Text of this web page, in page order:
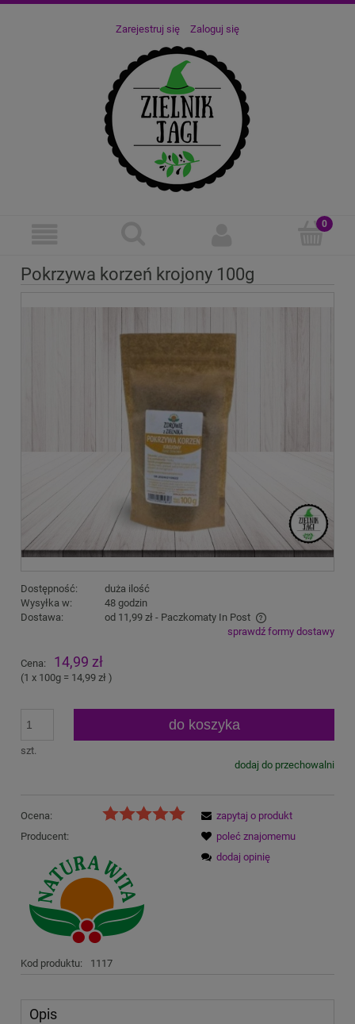
Zarejestruj się Zaloguj się
Pokrzywa korzeń krojony 100g
Dostępność:
duża ilość
Wysyłka w:
48 godzin
Dostawa:
od 11,99 zł - Paczkomaty In Post
Cena nie zawiera ewentualnych kosztów płatnościsprawdź formy dostawy
Cena: 14,99 zł
(1 x 100g = 14,99 zł )
szt.
do koszyka
dodaj do przechowalni
Ocena:
Producent:
Kod produktu: 1117
zapytaj o produkt
poleć znajomemu
dodaj opinię
Opis